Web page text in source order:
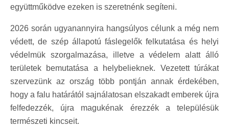
együttműködve ezeken is szeretnénk segíteni.
2026 során ugyanannyira hangsúlyos célunk a még nem
védett, de szép állapotú fáslegelők felkutatása és helyi
védelmük szorgalmazása, illetve a védelem alatt álló
területek bemutatása a helybelieknek. Vezetett túrákat
szervezünk az ország több pontján annak érdekében,
hogy a falu határától sajnálatosan elszakadt emberek újra
felfedezzék, újra magukénak érezzék a településük
természeti kincseit.